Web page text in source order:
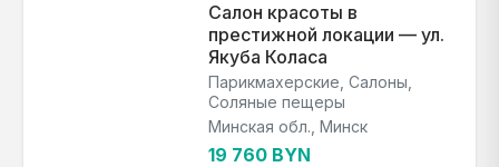
Салон красоты в
престижной локации — ул.
Якуба Коласа
Парикмахерские, Салоны,
Соляные пещеры
Минская обл., Минск
19 760 BYN